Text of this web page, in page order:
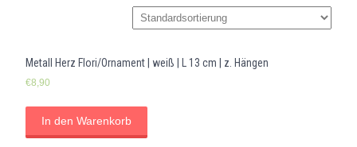
Metall Herz Flori/Ornament | weiß | L 13 cm | z. Hängen
€8,90
In den Warenkorb